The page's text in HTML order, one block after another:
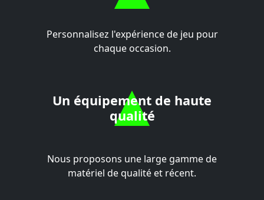
Personnalisez l'expérience de jeu pour
chaque occasion.
Un équipement de haute
qualité
Nous proposons une large gamme de
matériel de qualité et récent.